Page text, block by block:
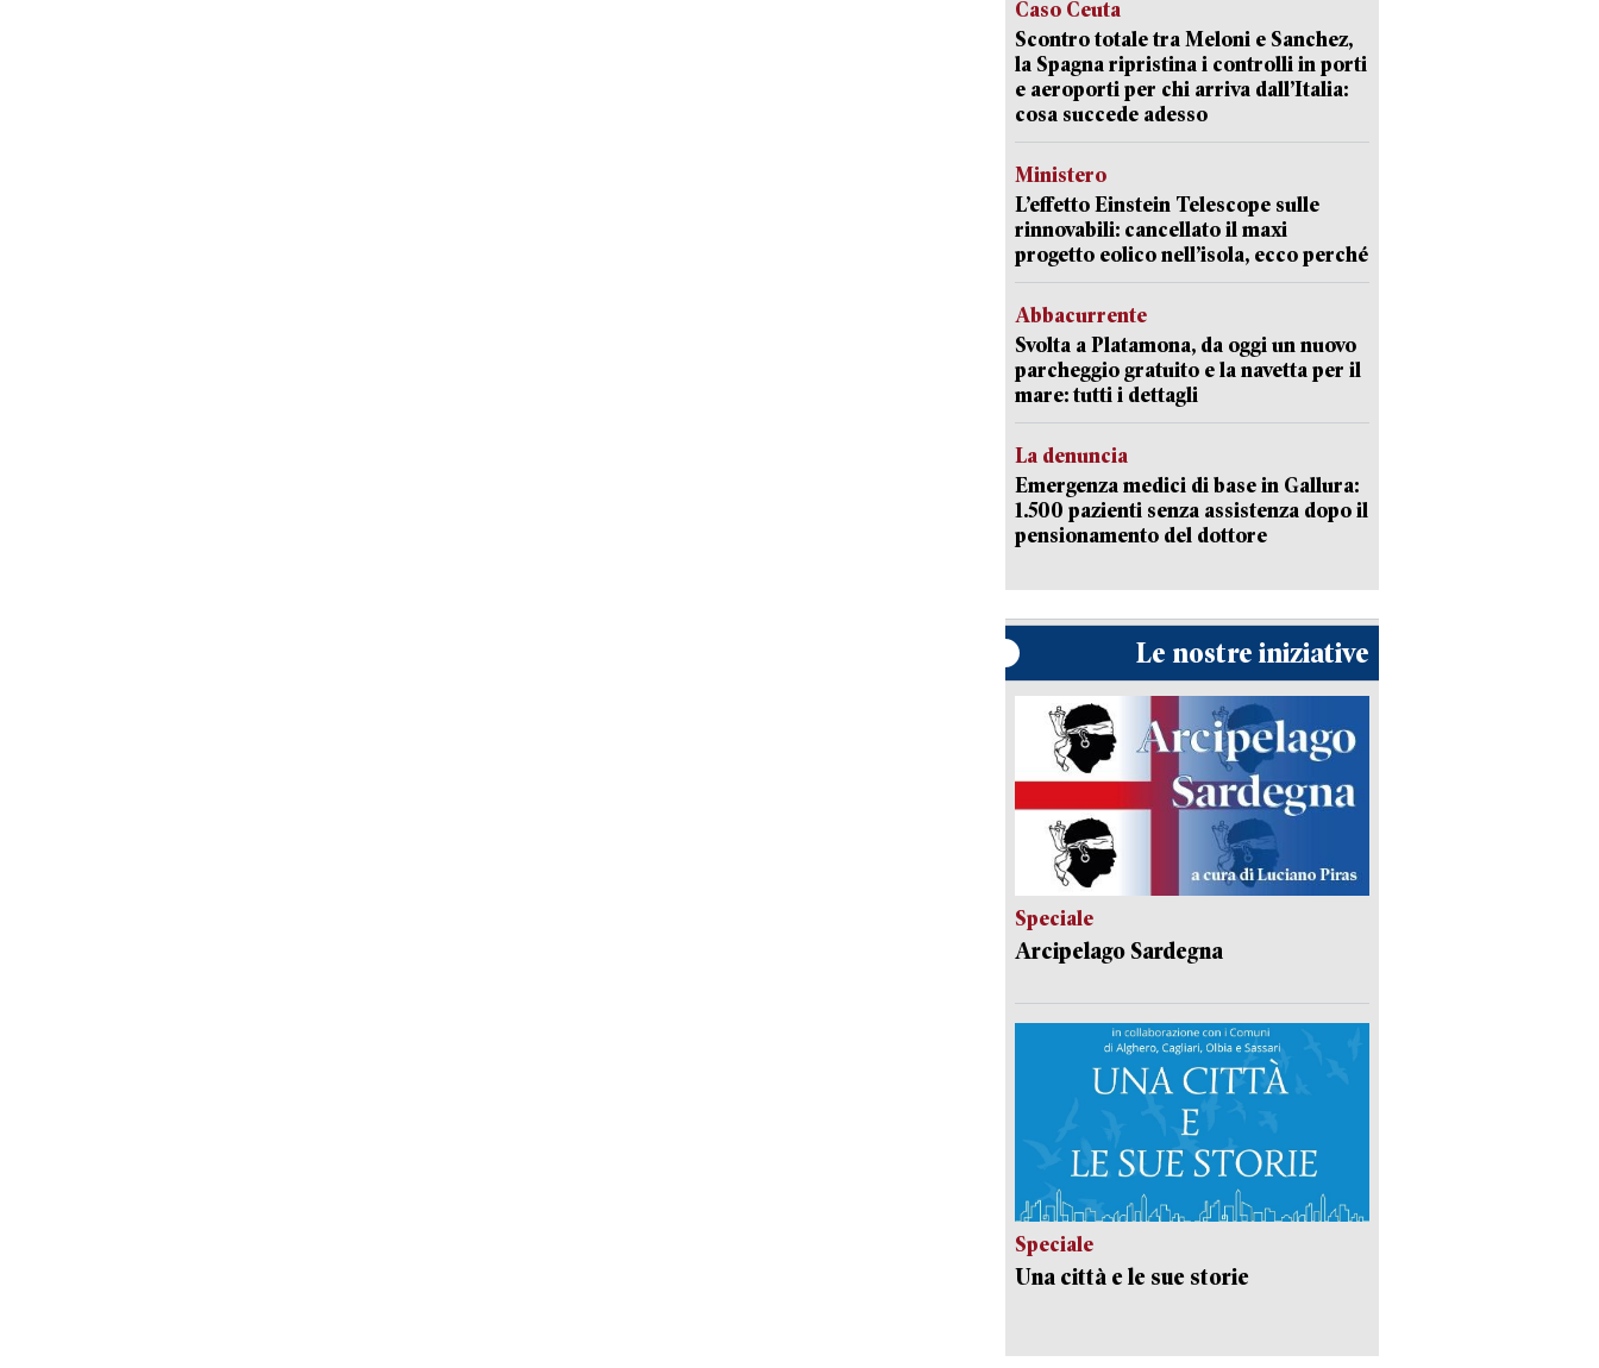
Caso Ceuta
Scontro totale tra Meloni e Sanchez,
la Spagna ripristina i controlli in porti
e aeroporti per chi arriva dall’Italia:
cosa succede adesso
Ministero
L’effetto Einstein Telescope sulle
rinnovabili: cancellato il maxi
progetto eolico nell’isola, ecco perché
Abbacurrente
Svolta a Platamona, da oggi un nuovo
parcheggio gratuito e la navetta per il
mare: tutti i dettagli
La denuncia
Emergenza medici di base in Gallura:
1.500 pazienti senza assistenza dopo il
pensionamento del dottore
Le nostre iniziative
Speciale
Arcipelago Sardegna
Speciale
Una città e le sue storie